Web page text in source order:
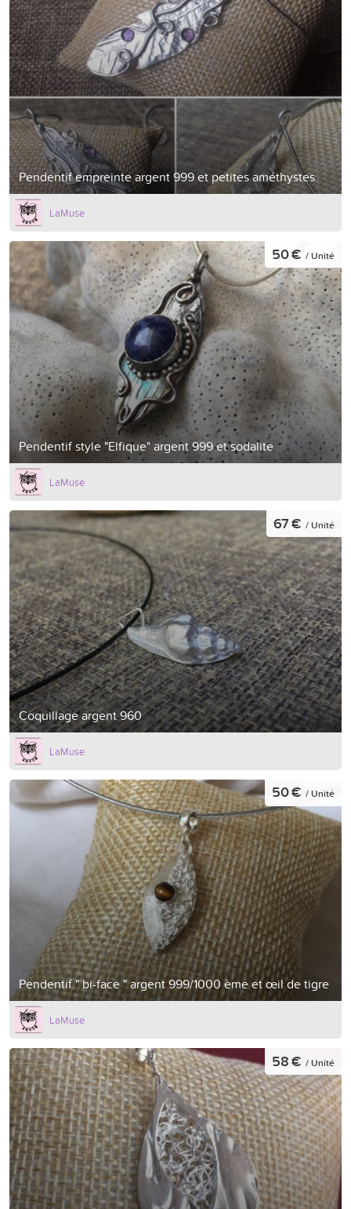
Pendentif empreinte argent 999 et petites améthystes
LaMuse
Pendentif style "Elfique" argent 999 et sodalite
50 € / Unité
LaMuse
Coquillage argent 960
67 € / Unité
LaMuse
Pendentif " bi-face " argent 999/1000 ème et œil de tigre
50 € / Unité
LaMuse
58 € / Unité